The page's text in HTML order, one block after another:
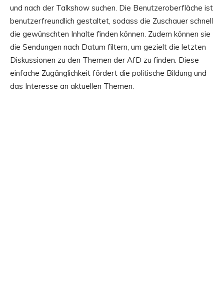
und nach der Talkshow suchen. Die Benutzeroberfläche ist
benutzerfreundlich gestaltet, sodass die Zuschauer schnell
die gewünschten Inhalte finden können. Zudem können sie
die Sendungen nach Datum filtern, um gezielt die letzten
Diskussionen zu den Themen der AfD zu finden. Diese
einfache Zugänglichkeit fördert die politische Bildung und
das Interesse an aktuellen Themen.